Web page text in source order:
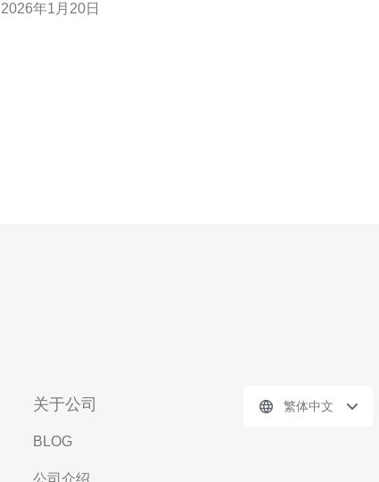
您推荐一些优质的服务提供商。 首先，CN2 VPS的最大优
2026年1月20日
关于公司
BLOG
公司介绍
繁体中文